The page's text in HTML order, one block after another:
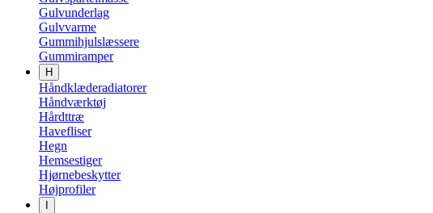
Gulvunderlag
Gulvvarme
Gummihjulslæssere
Gummiramper
H
Håndklæderadiatorer
Håndværktøj
Hårdttræ
Havefliser
Hegn
Hemsestiger
Hjørnebeskytter
Højprofiler